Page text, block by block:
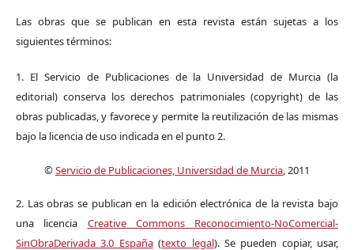
Las obras que se publican en esta revista están sujetas a los
siguientes términos:
1. El Servicio de Publicaciones de la Universidad de Murcia (la
editorial) conserva los derechos patrimoniales (copyright) de las
obras publicadas, y favorece y permite la reutilización de las mismas
bajo la licencia de uso indicada en el punto 2.
©Servicio de Publicaciones, Universidad de Murcia, 2011
2. Las obras se publican en la edición electrónica de la revista bajo
una licencia Creative Commons Reconocimiento-NoComercial-
SinObraDerivada 3.0 España(texto legal). Se pueden copiar, usar,